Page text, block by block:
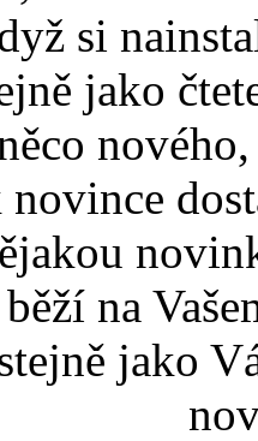
si
jako
na
jako